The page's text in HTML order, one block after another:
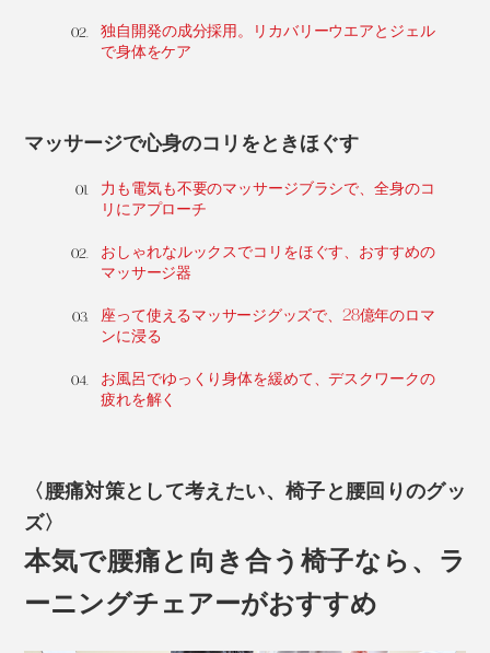
独自開発の成分採用。リカバリーウエアとジェル
で身体をケア
マッサージで心身のコリをときほぐす
力も電気も不要のマッサージブラシで、全身のコ
リにアプローチ
おしゃれなルックスでコリをほぐす、おすすめの
マッサージ器
座って使えるマッサージグッズで、28億年のロマ
ンに浸る
お風呂でゆっくり身体を緩めて、デスクワークの
疲れを解く
〈腰痛対策として考えたい、椅子と腰回りのグッ
ズ〉
本気で腰痛と向き合う椅子なら、ラ
ーニングチェアーがおすすめ